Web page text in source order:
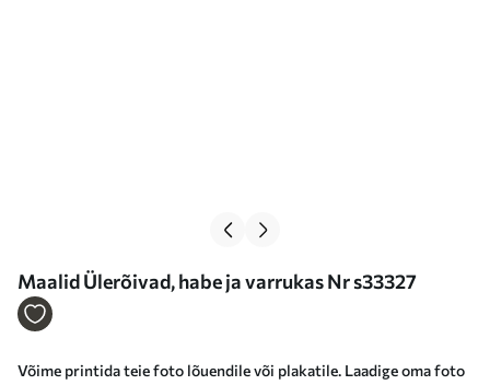
Maalid Ülerõivad, habe ja varrukas Nr s33327
Võime printida teie foto lõuendile või plakatile. Laadige oma foto